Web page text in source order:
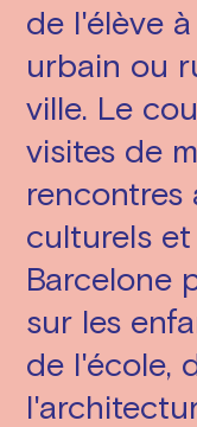
de l'élève
urbain ou
ville. Le
visites de
rencontres
culturels
Barcelone
sur les
de l'école,